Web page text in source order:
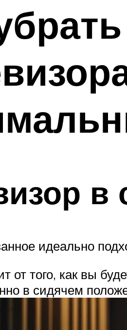
в
идеально
от того, как вы
в сидячем